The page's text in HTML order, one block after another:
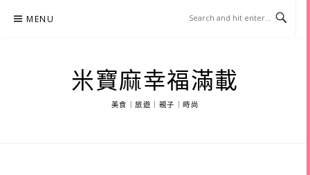
MENU
米寶麻幸福滿載
美食｜旅遊｜親子｜時尚